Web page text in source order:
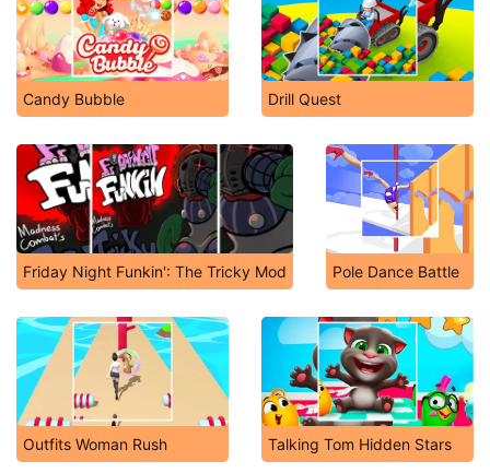
Candy Bubble Drill Quest
Friday Night Funkin': The Tricky Mod Pole Dance Battle
Outfits Woman Rush Talking Tom Hidden Stars